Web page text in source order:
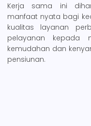
Kerja sama ini
manfaat nyata bagi
kualitas layanan
pelayanan kepada
kemudahan dan
pensiunan.